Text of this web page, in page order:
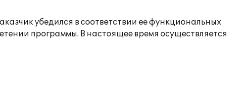
убедился в соответствии ее функциональных
программы. В настоящее время осуществляется